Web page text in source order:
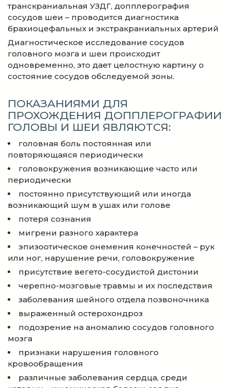
транскраниальная УЗДГ, допплерография
сосудов шеи – проводится диагностика
брахиоцефальных и экстракраниальных артерий
Диагностическое исследование сосудов
головного мозга и шеи происходит
одновременно, это дает целостную картину о
состояние сосудов обследуемой зоны.
ПОКАЗАНИЯМИ ДЛЯ
ПРОХОЖДЕНИЯ ДОППЛЕРОГРАФИИ
ГОЛОВЫ И ШЕИ ЯВЛЯЮТСЯ:
головная боль постоянная или
повторяющаяся периодически
головокружения возникающие часто или
периодически
постоянно присутствующий или иногда
возникающий шум в ушах или голове
потеря сознания
мигрени разного характера
эпизоотическое онемения конечностей – рук
или ног, нарушение речи, головокружение
присутствие вегето-сосудистой дистонии
черепно-мозговые травмы и их последствия
заболевания шейного отдела позвоночника
выраженный остерохондроз
подозрение на аномалию сосудов головного
мозга
признаки нарушения головного
кровообращения
различные заболевания сердца, среди